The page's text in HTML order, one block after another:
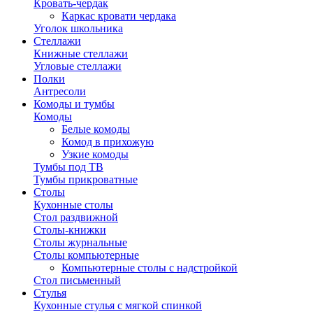
Кровать-чердак
Каркас кровати чердака
Уголок школьника
Стеллажи
Книжные стеллажи
Угловые стеллажи
Полки
Антресоли
Комоды и тумбы
Комоды
Белые комоды
Комод в прихожую
Узкие комоды
Тумбы под ТВ
Тумбы прикроватные
Столы
Кухонные столы
Стол раздвижной
Столы-книжки
Столы журнальные
Столы компьютерные
Компьютерные столы с надстройкой
Стол письменный
Стулья
Кухонные стулья с мягкой спинкой